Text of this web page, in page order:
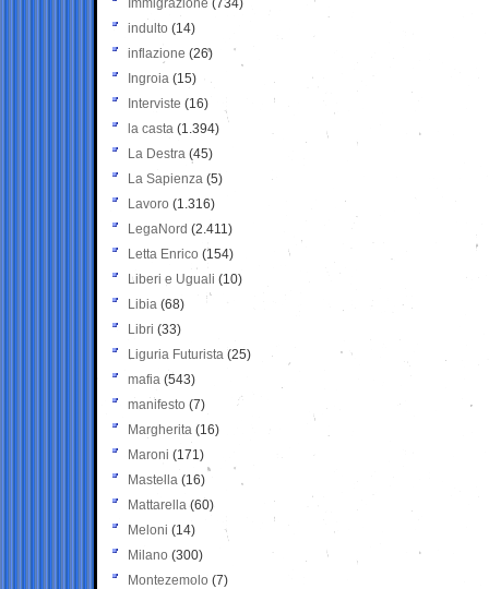
Immigrazione (734)
indulto (14)
inflazione (26)
Ingroia (15)
Interviste (16)
la casta (1.394)
La Destra (45)
La Sapienza (5)
Lavoro (1.316)
LegaNord (2.411)
Letta Enrico (154)
Liberi e Uguali (10)
Libia (68)
Libri (33)
Liguria Futurista (25)
mafia (543)
manifesto (7)
Margherita (16)
Maroni (171)
Mastella (16)
Mattarella (60)
Meloni (14)
Milano (300)
Montezemolo (7)